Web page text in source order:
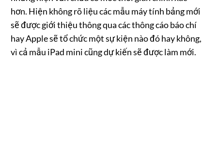
hơn. Hiện không rõ liệu các mẫu máy tính bảng mới
sẽ được giới thiệu thông qua các thông cáo báo chí
hay Apple sẽ tổ chức một sự kiện nào đó hay không,
vì cả mẫu iPad mini cũng dự kiến ​​sẽ được làm mới.